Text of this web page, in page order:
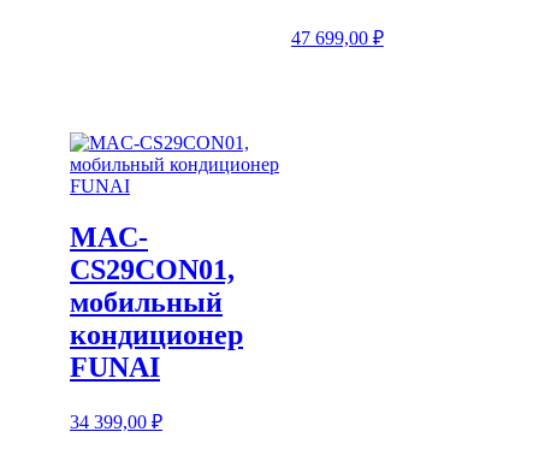
47 699,00 ₽
MAC-
CS29CON01,
мобильный
кондиционер
FUNAI
34 399,00 ₽